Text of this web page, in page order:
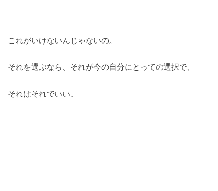
これがいけないんじゃないの。
それを選ぶなら、それが今の自分にとっての選択で、
それはそれでいい。